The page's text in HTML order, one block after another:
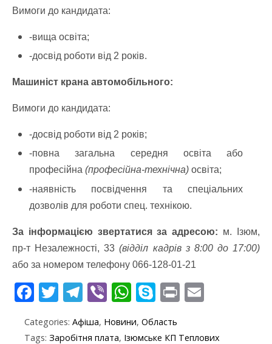
Вимоги до кандидата:
-вища освіта;
-досвід роботи від 2 років.
Машиніст крана автомобільного:
Вимоги до кандидата:
-досвід роботи від 2 років;
-повна загальна середня освіта або
професійна(професійна-технічна) освіта;
-наявність посвідчення та спеціальних
дозволів для роботи спец. технікою.
За інформацією звертатися за адресою: м. Ізюм,
пр-т Незалежності, 33(відділ кадрів з 8:00 до 17:00)
або за номером телефону 066-128-01-21
F
ac
e
T
w
itt
T
el
e
Vi
b
er
W
h
at
S
k
y
Pr
in
t ai
Categories: Афіша, Новини, Область
Tags: Заробітня плата, Ізюмське КП Теплових